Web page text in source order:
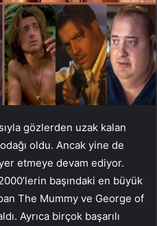
gözlerden uzak kalan
oldu. Ancak yine de
etmeye devam ediyor.
başındaki en büyük
The Mummy ve George of
Ayrıca birçok başarılı